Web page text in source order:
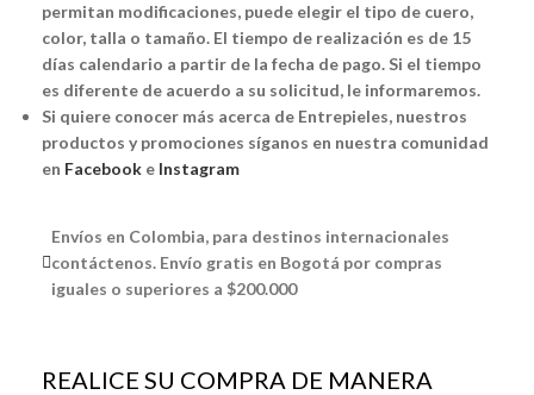
permitan modificaciones, puede elegir el tipo de cuero,
color, talla o tamaño. El tiempo de realización es de 15
días calendario a partir de la fecha de pago. Si el tiempo
es diferente de acuerdo a su solicitud, le informaremos.
Si quiere conocer más acerca de Entrepieles, nuestros
productos y promociones síganos en nuestra comunidad
en Facebook e Instagram
Envíos en Colombia, para destinos internacionales
contáctenos. Envío gratis en Bogotá por compras
iguales o superiores a $200.000
REALICE SU COMPRA DE MANERA